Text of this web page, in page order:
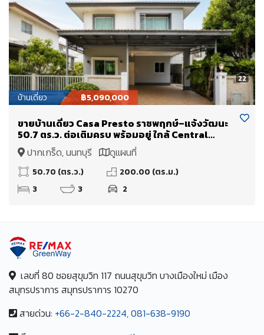
22
บ้านเดี่ยว ฿5,090,000
ขายบ้านเดี่ยว Casa Presto ราชพฤกษ์–แจ้งวัฒนะ
50.7 ตร.ว. ต่อเติมครบ พร้อมอยู่ ใกล้ Central
Westgate และโรงเรียนนานาชาติ DBS ราคา 5.09
ล้านบาท
ปากเกร็ด, นนทบุรี ดูแผนที่
50.70 (ตร.ว.)
200.00 (ตร.ม.)
3
3 2
เลขที่ 80 ซอยสุขุมวิท 117 ถนนสุขุมวิท บางเมืองใหม่ เมือง
สมุทรปราการ สมุทรปราการ 10270
สายด่วน: +66-2-840-2224, 081-638-9190